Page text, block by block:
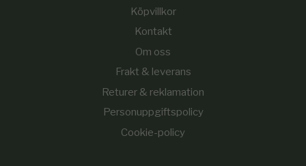
Köpvillkor
Kontakt
Om oss
Frakt & leverans
Returer & reklamation
Personuppgiftspolicy
Cookie-policy